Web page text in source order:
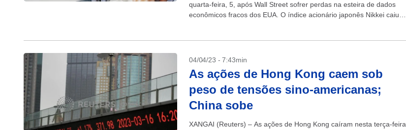
quarta-feira, 5, após Wall Street sofrer perdas na esteira de dados
econômicos fracos dos EUA. O índice acionário japonês Nikkei caiu
04/04/23 - 7:43min
As ações de Hong Kong caem sob
peso de tensões sino-americanas;
China sobe
XANGAI (Reuters) – As ações de Hong Kong caíram nesta terça-feira,